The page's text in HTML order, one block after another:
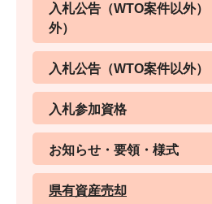
入札公告（WTO案件以外
外）
入札公告（WTO案件以外）
入札参加資格
お知らせ・要領・様式
県有資産売却